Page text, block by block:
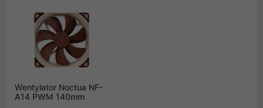
Wentylator Noctua NF-
A14 PWM 140mm